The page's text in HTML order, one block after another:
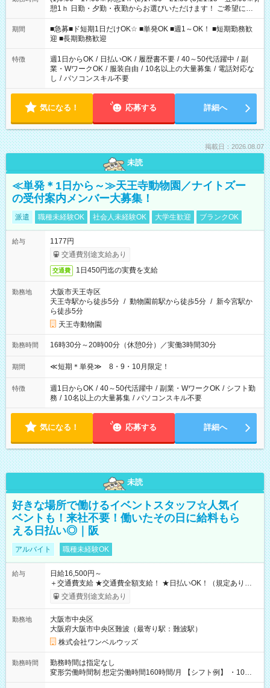
憩1ｈ 日勤・夕勤・夜勤からお選びいただけます！ ご希望に合
わせて働けるお仕事です(*^^*) 【その他選べる勤務時間】 8-17
時/9-17時/9-18時/10-18時/11-21時/18-22時/20-翌4時/21-翌5
時/22-翌6時/0-翌8時 ご自身のご都合で選んで頂ける完全自由シ
フト！
期間
■急募■ド短期1日だけOK☆ ■単発OK ■週1～OK！ ■短期勤務歓
迎 ■長期勤務歓迎
特徴 週1日からOK / 日払いOK / 履歴書不要 / 40～50代活躍中 / 副
業・WワークOK / 服装自由 / 10名以上の大量募集 / 電話対応な
し / パソコンスキル不要
気になる！ 応募する 詳細へ
掲載日：2026.08.07
未読
≪単発＊1日から～≫天王寺動物園／ナイトズー
の受付案内メンバー大募集！
派遣 職種未経験OK 社会人未経験OK 大学生歓迎 ブランクOK
給与
1177円
交通費別途支給あり
交通費 1日450円迄の実費を支給
勤務地
大阪市天王寺区
天王寺駅から徒歩5分 / 動物園前駅から徒歩5分 / 新今宮駅か
ら徒歩5分
天王寺動物園
勤務時間 16時30分～20時00分（休憩0分）／実働3時間30分
期間 ≪短期＊単発≫ 8・9・10月限定！
特徴 週1日からOK / 40～50代活躍中 / 副業・WワークOK / シフト勤
務 / 10名以上の大量募集 / パソコンスキル不要
気になる！ 応募する 詳細へ
未読
好きな場所で働けるイベントスタッフ☆人気イ
ベントも！来社不要！働いたその日に給料もら
える日払い◎｜阪
アルバイト 職種未経験OK
給与
日給16,500円～
＋交通費支給 ★交通費全額支給！ ★日払いOK！（規定あり） ┗
働いたその日に現金GET♪ お仕事後はコンビニATMから 日払
交通費別途支給あり
勤務地
大阪市中央区
大阪府大阪市中央区難波（最寄り駅：難波駅）
株式会社ワンベルウッズ
勤務時間
勤務時間は指定なし
変形労働時間制 想定労働時間160時間/月 【シフト例】 ・10：
00～20：00